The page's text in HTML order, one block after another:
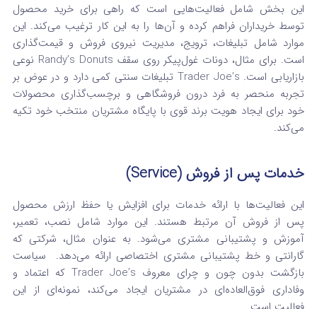
این بخش شامل فعالیت‌هایی است که راهی برای خرید محصول
توسط خریداران فراهم کرده و آن‌ها را به این کار ترغیب می‌کند. این
موارد شامل تبلیغات، ترویج، مدیریت نیروی فروش و قیمت‌گذاری
است.
برای مثال، دونات غول‌پیکر روی سقف Randy’s Donuts نوعی
بازاریابی است.
Trader Joe’s تبلیغات سنتی کمی دارد و در عوض بر
تجربه منحصر به فرد درون فروشگاهی و برچسب‌گذاری محصولات
خود برای ایجاد هویت برند قوی با پایگاه مشتریان منتخب خود تکیه
می‌کند.
خدمات پس از فروش (Service)
این فعالیت‌ها با ارائه خدمات برای افزایش یا حفظ ارزش محصول
پس از فروش آن مرتبط هستند. این موارد شامل نصب، تعمیر،
آموزش و پشتیبانی مشتری می‌شود. به عنوان مثال، شرکتی که
گارانتی و خط پشتیبانی مشتری اختصاصی ارائه می‌دهد.
سیاست
بازگشت بدون چون و چرای معروف Trader Joe’s که اعتماد و
وفاداری فوق‌العاده‌ای در مشتریان ایجاد می‌کند، نمونه‌ای از این